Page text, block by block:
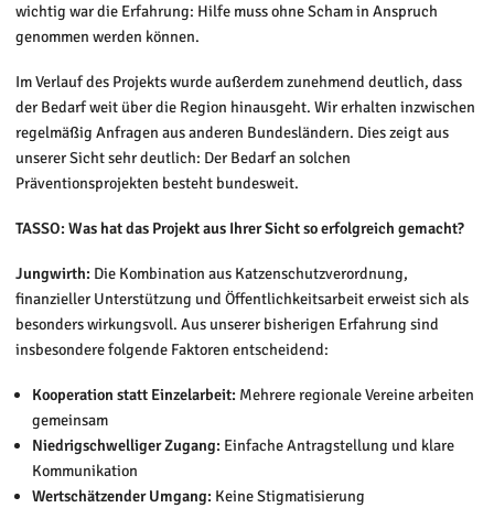
wichtig war die Erfahrung: Hilfe muss ohne Scham in Anspruch
genommen werden können.
Im Verlauf des Projekts wurde außerdem zunehmend deutlich, dass
der Bedarf weit über die Region hinausgeht. Wir erhalten inzwischen
regelmäßig Anfragen aus anderen Bundesländern. Dies zeigt aus
unserer Sicht sehr deutlich: Der Bedarf an solchen
Präventionsprojekten besteht bundesweit.
TASSO: Was hat das Projekt aus Ihrer Sicht so erfolgreich gemacht?
Jungwirth: Die Kombination aus Katzenschutzverordnung,
finanzieller Unterstützung und Öffentlichkeitsarbeit erweist sich als
besonders wirkungsvoll. Aus unserer bisherigen Erfahrung sind
insbesondere folgende Faktoren entscheidend:
Kooperation statt Einzelarbeit: Mehrere regionale Vereine arbeiten
gemeinsam
Niedrigschwelliger Zugang: Einfache Antragstellung und klare
Kommunikation
Wertschätzender Umgang: Keine Stigmatisierung